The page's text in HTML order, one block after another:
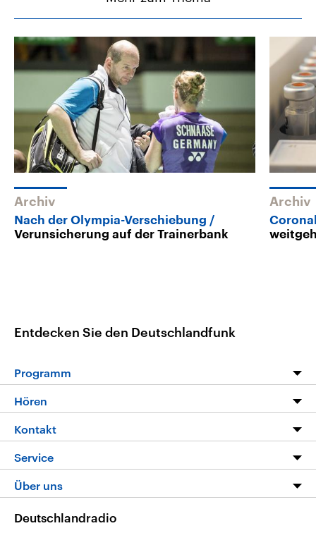
Archiv
Nach der Olympia-Verschiebung
Verunsicherung auf der Trainerbank
Archiv
Entdecken Sie den Deutschlandfunk
Programm
Programm
Die Nachrichten
Nachrichtenleicht
Neue Beiträge auf dlf.de
Hören
Livestream
Podcasts
Deutschlandfunk App
Nachrichten App
Kontakt
Hörerservice
Service
FAQ
Veranstaltungen
Über uns
Deutschlandradio